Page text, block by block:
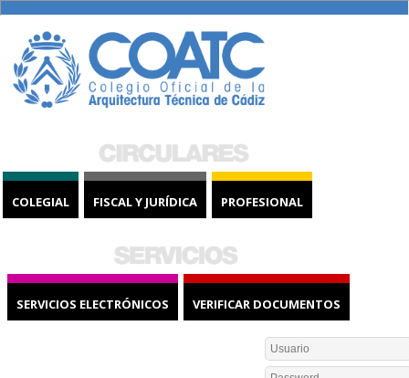
COLEGIAL FISCAL Y JURÍDICA PROFESIONAL
SERVICIOS ELECTRÓNICOS VERIFICAR DOCUMENTOS